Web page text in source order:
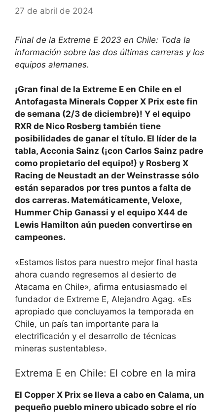
27 de abril de 2024
Final de la Extreme E 2023 en Chile: Toda la
información sobre las dos últimas carreras y los
equipos alemanes.
¡Gran final de la Extreme E en Chile en el
Antofagasta Minerals Copper X Prix este fin
de semana (2/3 de diciembre)! Y el equipo
RXR de Nico Rosberg también tiene
posibilidades de ganar el título. El líder de la
tabla, Acconia Sainz (¡con Carlos Sainz padre
como propietario del equipo!) y Rosberg X
Racing de Neustadt an der Weinstrasse sólo
están separados por tres puntos a falta de
dos carreras. Matemáticamente, Veloxe,
Hummer Chip Ganassi y el equipo X44 de
Lewis Hamilton aún pueden convertirse en
campeones.
«Estamos listos para nuestro mejor final hasta
ahora cuando regresemos al desierto de
Atacama en Chile», afirma entusiasmado el
fundador de Extreme E, Alejandro Agag. «Es
apropiado que concluyamos la temporada en
Chile, un país tan importante para la
electrificación y el desarrollo de técnicas
mineras sustentables».
Extrema E en Chile: El cobre en la mira
El Copper X Prix se lleva a cabo en Calama, un
pequeño pueblo minero ubicado sobre el río